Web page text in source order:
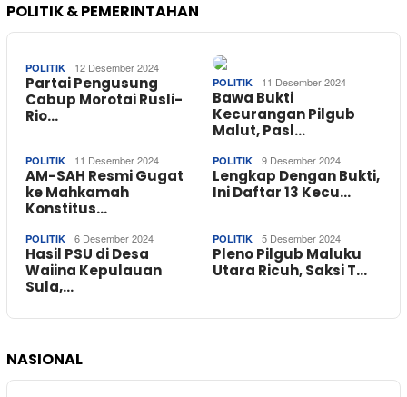
POLITIK & PEMERINTAHAN
POLITIK 12 Desember 2024
Partai Pengusung
Cabup Morotai Rusli-
Rio…
POLITIK 11 Desember 2024
Bawa Bukti
Kecurangan Pilgub
Malut, Pasl…
POLITIK 11 Desember 2024
AM-SAH Resmi Gugat
ke Mahkamah
Konstitus…
POLITIK 9 Desember 2024
Lengkap Dengan Bukti,
Ini Daftar 13 Kecu…
POLITIK 6 Desember 2024
Hasil PSU di Desa
Waiina Kepulauan
Sula,…
POLITIK 5 Desember 2024
Pleno Pilgub Maluku
Utara Ricuh, Saksi T…
NASIONAL